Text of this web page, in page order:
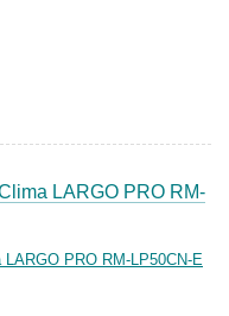
LARGO PRO RM-